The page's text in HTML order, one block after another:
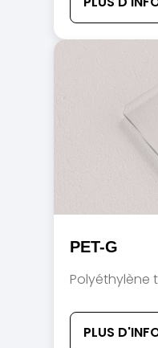
PET-G
Polyéthylène
PLUS